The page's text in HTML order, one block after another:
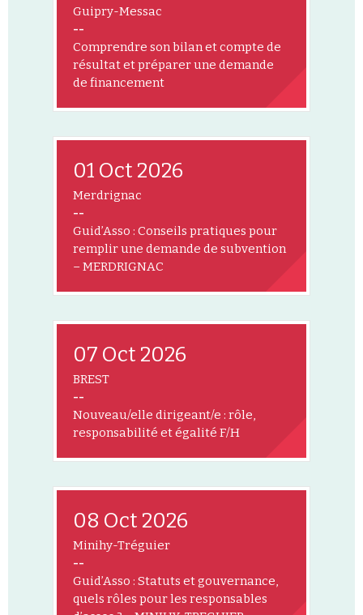
Guipry-Messac
--
Comprendre son bilan et compte de
résultat et préparer une demande
de financement
01 Oct 2026
Merdrignac
--
Guid’Asso : Conseils pratiques pour
remplir une demande de subvention
– MERDRIGNAC
07 Oct 2026
BREST
--
Nouveau/elle dirigeant/e : rôle,
responsabilité et égalité F/H
08 Oct 2026
Minihy-Tréguier
--
Guid’Asso : Statuts et gouvernance,
quels rôles pour les responsables